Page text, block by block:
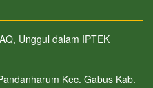
Unggul dalam IPTEK
Kec. Gabus Kab.